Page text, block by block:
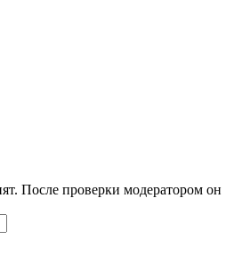
После проверки модератором он